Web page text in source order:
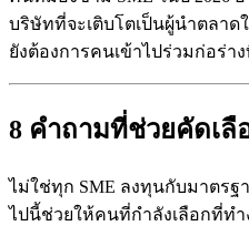
บริษัทที่จะเติบโตเป็นผู้นำตลา
ยังต้องการคนเข้าไปร่วมก่อร่า
8 คำถามที่ช่วยคัดเลื
ไม่ใช่ทุก SME ลงทุนกับมาตร
ไปนี้ช่วยให้คนที่กำลังเลือกที่ท